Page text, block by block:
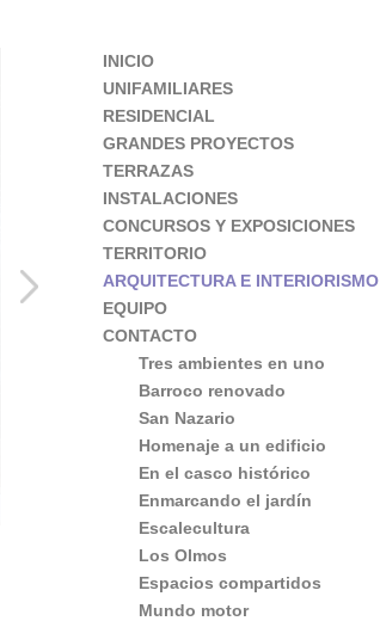
INICIO
UNIFAMILIARES
RESIDENCIAL
GRANDES PROYECTOS
TERRAZAS
INSTALACIONES
CONCURSOS Y EXPOSICIONES
TERRITORIO
ARQUITECTURA E INTERIORISMO
EQUIPO
CONTACTO
Tres ambientes en uno
Barroco renovado
San Nazario
Homenaje a un edificio
En el casco histórico
Enmarcando el jardín
Escalecultura
Los Olmos
Espacios compartidos
Mundo motor